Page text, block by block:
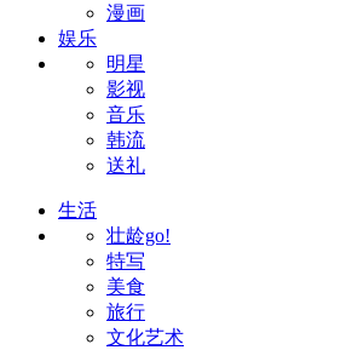
漫画
娱乐
明星
影视
音乐
韩流
送礼
生活
壮龄go!
特写
美食
旅行
文化艺术